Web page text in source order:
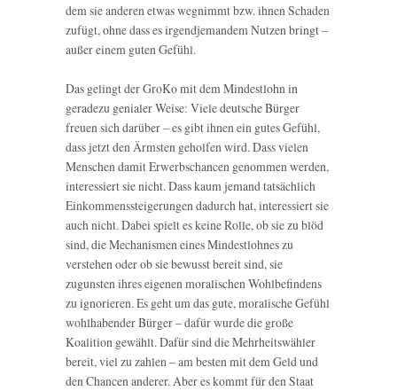
dem sie anderen etwas wegnimmt bzw. ihnen Schaden
zufügt, ohne dass es irgendjemandem Nutzen bringt –
außer einem guten Gefühl.
Das gelingt der GroKo mit dem Mindestlohn in
geradezu genialer Weise: Viele deutsche Bürger
freuen sich darüber – es gibt ihnen ein gutes Gefühl,
dass jetzt den Ärmsten geholfen wird. Dass vielen
Menschen damit Erwerbschancen genommen werden,
interessiert sie nicht. Dass kaum jemand tatsächlich
Einkommenssteigerungen dadurch hat, interessiert sie
auch nicht. Dabei spielt es keine Rolle, ob sie zu blöd
sind, die Mechanismen eines Mindestlohnes zu
verstehen oder ob sie bewusst bereit sind, sie
zugunsten ihres eigenen moralischen Wohlbefindens
zu ignorieren. Es geht um das gute, moralische Gefühl
wohlhabender Bürger – dafür wurde die große
Koalition gewählt. Dafür sind die Mehrheitswähler
bereit, viel zu zahlen – am besten mit dem Geld und
den Chancen anderer. Aber es kommt für den Staat